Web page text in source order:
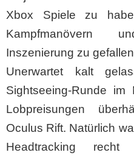
Xbox Spiele zu
Kampfmanövern
Inszenierung zu
Unerwartet kalt
Sightseeing-Runde im
Lobpreisungen
Oculus Rift. Natürlich
Headtracking